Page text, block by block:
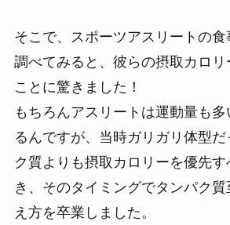
そこで、スポーツアスリートの
調べてみると、彼らの摂取カロ
ことに驚きました！
もちろんアスリートは運動量も
るんですが、当時ガリガリ体型
ク質よりも摂取カロリーを優先
き、そのタイミングでタンパク
え方を卒業しました。